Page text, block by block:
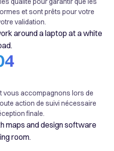
et sont prêts pour votre
validation.
vous accompagnons lors de
action de suivi nécessaire
finale.